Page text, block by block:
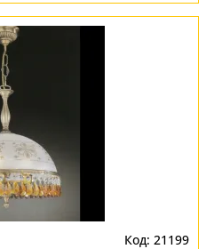
21199